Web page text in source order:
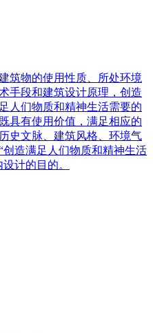
物的使用性质、所处环境
手段和建筑设计原理，创造
人们物质和精神生活需要的
具有使用价值，满足相应的
史文脉、建筑风格、环境气
造满足人们物质和精神生活
计的目的。